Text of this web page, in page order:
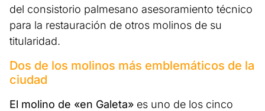
del consistorio palmesano asesoramiento técnico
para la restauración de otros molinos de su
titularidad.
Dos de los molinos más emblemáticos de la
ciudad
El molino de «en Galeta» es uno de los cinco